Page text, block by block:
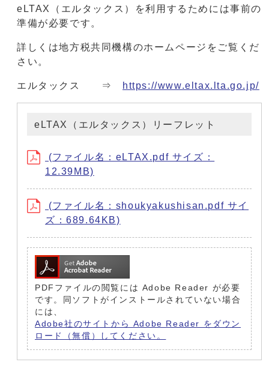
eLTAX（エルタックス）を利用するためには事前の
準備が必要です。
詳しくは地方税共同機構のホームページをご覧くだ
さい。
エルタックス ⇒ https://www.eltax.lta.go.jp/
eLTAX（エルタックス）リーフレット
(ファイル名：eLTAX.pdf サイズ：
12.39MB)
(ファイル名：shoukyakushisan.pdf サイ
ズ：689.64KB)
PDFファイルの閲覧には Adobe Reader が必要
です。同ソフトがインストールされていない場合
には、
Adobe社のサイトから Adobe Reader をダウン
ロード（無償）してください。